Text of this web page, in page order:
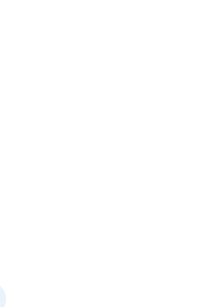
й водовідведення